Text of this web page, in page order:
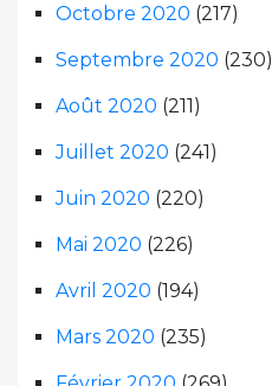
Octobre 2020 (217)
Septembre 2020 (230)
Août 2020 (211)
Juillet 2020 (241)
Juin 2020 (220)
Mai 2020 (226)
Avril 2020 (194)
Mars 2020 (235)